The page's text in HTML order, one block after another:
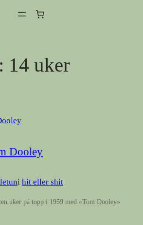
14 uker
Dooley
i hit eller shit
uker på topp i 1959 med «Tom Dooley»